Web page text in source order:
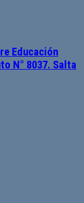
Educación
N° 8037. Salta